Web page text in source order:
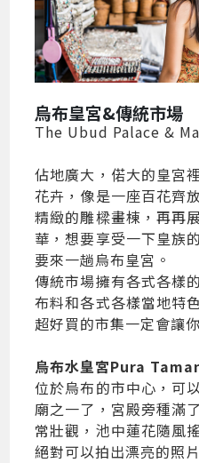
烏布皇宮&傳統市場
The Ubud Palace &
佔地廣大，偌大的皇宮
花卉，像是一座百花齊
精緻的雕樑畫棟，再再
華，想要享受一下皇族
要來一趟烏布皇宮。
傳統市場擁有各式各樣
布料和各式各樣當地特
超好買的市集一定會讓
烏布水皇宮Pura
位於烏布的市中心，可
廟之一了，宮殿旁種滿
常壯觀，池中蓮花隨風
絕對可以拍出漂亮的照